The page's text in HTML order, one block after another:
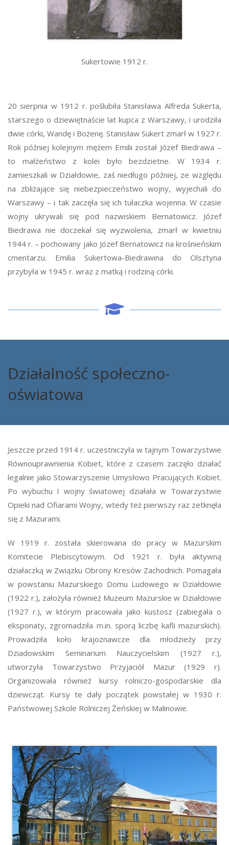
Sukertowie 1912 r.
20 sierpnia w 1912 r. poślubiła Stanisława Alfreda Sukerta,
starszego o dziewiętnaście lat kupca z Warszawy, i urodziła
dwie córki, Wandę i Bożenę. Stanisław Sukert zmarł w 1927 r.
Rok później kolejnym mężem Emilii został Józef Biedrawa –
to małżeństwo z kolei było bezdzietne. W 1934 r.
zamieszkali w Działdowie, zaś niedługo później, ze względu
na zbliżające się niebezpieczeństwo wojny, wyjechali do
Warszawy – i tak zaczęła się ich tułaczka wojenna. W czasie
wojny ukrywali się pod nazwiskiem Bernatowicz. Józef
Biedrawa nie doczekał się wyzwolenia, zmarł w kwietniu
1944 r. – pochowany jako Józef Bernatowicz na krośnieńskim
cmentarzu. Emilia Sukertowa-Biedrawina do Olsztyna
przybyła w 1945 r. wraz z matką i rodziną córki.
Działalność społeczno-
oświatowa
Jeszcze przed 1914 r. uczestniczyła w tajnym Towarzystwie
Równouprawnienia Kobiet, które z czasem zaczęło działać
legalnie jako Stowarzyszenie Umysłowo Pracujących Kobiet.
Po wybuchu I wojny światowej działała w Towarzystwie
Opieki nad Ofiarami Wojny, wtedy też pierwszy raz zetknęła
się z Mazurami.
W 1919 r. została skierowana do pracy w Mazurskim
Komitecie Plebiscytowym. Od 1921 r. była aktywną
działaczką w Związku Obrony Kresów Zachodnich. Pomagała
w powstaniu Mazurskiego Domu Ludowego w Działdowie
(1922 r.), założyła również Muzeum Mazurskie w Działdowie
(1927 r.), w którym pracowała jako kustosz (zabiegała o
eksponaty, zgromadziła m.in. sporą liczbę kafli mazurskich).
Prowadziła koło krajoznawcze dla młodzieży przy
Dziadowskim Seminarium Nauczycielskim (1927 r.),
utworzyła Towarzystwo Przyjaciół Mazur (1929 r).
Organizowała również kursy rolniczo-gospodarskie dla
dziewcząt. Kursy te dały początek powstałej w 1930 r.
Państwowej Szkole Rolniczej Żeńskiej w Malinowie.